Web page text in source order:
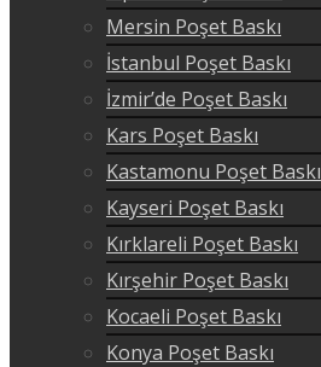
Mersin Poşet Baskı
İstanbul Poşet Baskı
İzmir’de Poşet Baskı
Kars Poşet Baskı
Kastamonu Poşet Baskı
Kayseri Poşet Baskı
Kırklareli Poşet Baskı
Kırşehir Poşet Baskı
Kocaeli Poşet Baskı
Konya Poşet Baskı